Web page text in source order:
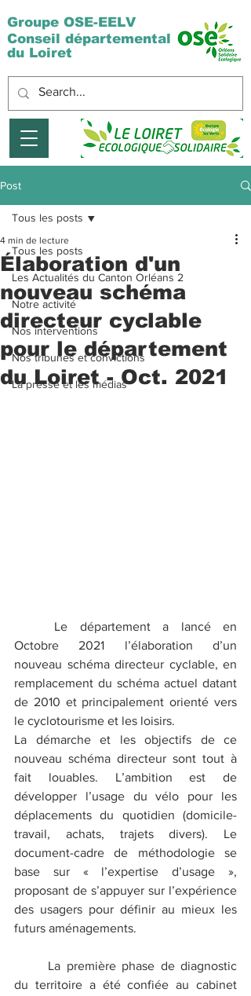
Groupe OSE-EELV
Conseil départemental
du Loiret
Post
Tous les posts
Les Actualités du Canton Orléans 2
Notre activité
Nos interventions
Nos tribunes et convictions
La presse et les médias
Tous les posts
Élaboration d'un
nouveau schéma
directeur cyclable
pour le département
du Loiret - Oct. 2021
4 min de lecture
Octobre 2021 l’élaboration d’un
nouveau schéma directeur cyclable, en
remplacement du schéma actuel datant
de 2010 et principalement orienté vers
le cyclotourisme et les loisirs.
La démarche et les objectifs de ce
nouveau schéma directeur sont tout à
fait louables. L’ambition est de
développer l’usage du vélo pour les
déplacements du quotidien (domicile-
travail, achats, trajets divers). Le
document-cadre de méthodologie se
base sur « l’expertise d’usage »,
proposant de s’appuyer sur l’expérience
des usagers pour définir au mieux les
futurs aménagements.